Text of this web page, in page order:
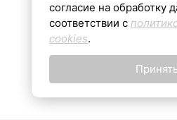
16+
согласие на обработку
соответствии с
cookies.